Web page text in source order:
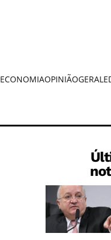
ECONOMIAOPINIÃOGERAL